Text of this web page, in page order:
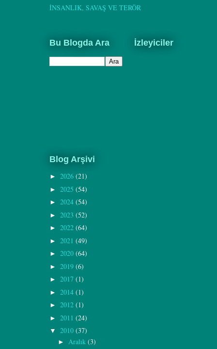
İNSANLIK, SAVAŞ VE TERÖR
Bu Blogda Ara İzleyiciler
Blog Arşivi
► 2026 (21)
► 2025 (54)
► 2024 (54)
► 2023 (52)
► 2022 (64)
► 2021 (49)
► 2020 (64)
► 2019 (6)
► 2017 (1)
► 2014 (1)
► 2012 (1)
► 2011 (24)
▼ 2010 (37)
► Aralık (3)